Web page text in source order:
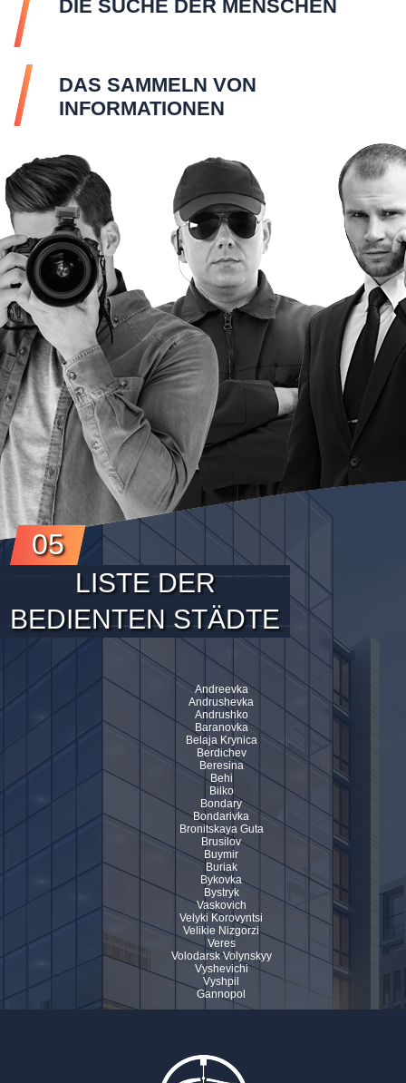
DIE SUCHE DER MENSCHEN
DAS SAMMELN VON
INFORMATIONEN
05
LISTE DER
BEDIENTEN STÄDTE
Andreevka
Andrushevka
Andrushko
Baranovka
Belaja Krynica
Berdichev
Beresina
Behi
Bilko
Bondary
Bondarivka
Bronitskaya Guta
Brusilov
Buymir
Buriak
Bykovka
Bystryk
Vaskovich
Velyki Korovyntsi
Velikie Nizgorzi
Veres
Volodarsk Volynskyy
Vyshevichi
Vyshpil
Gannopol